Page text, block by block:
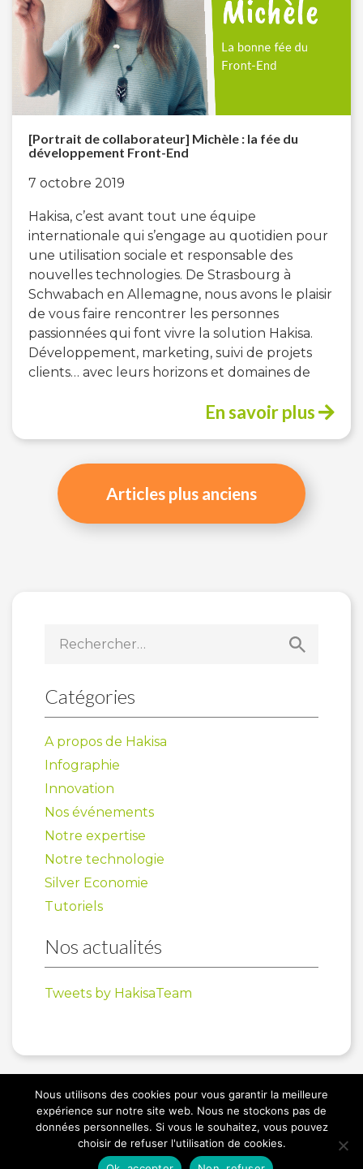
[Portrait de collaborateur] Michèle : la fée du
développement Front-End
7 octobre 2019
Hakisa, c’est avant tout une équipe
internationale qui s’engage au quotidien pour
une utilisation sociale et responsable des
nouvelles technologies. De Strasbourg à
Schwabach en Allemagne, nous avons le plaisir
de vous faire rencontrer les personnes
passionnées qui font vivre la solution Hakisa.
Développement, marketing, suivi de projets
clients… avec leurs horizons et domaines de
En savoir plus
articles
Articles plus anciens
Catégories
A propos de Hakisa
Infographie
Innovation
Nos événements
Notre expertise
Notre technologie
Silver Economie
Tutoriels
Nos actualités
Tweets by HakisaTeam
Nous utilisons des cookies pour vous garantir la meilleure
expérience sur notre site web. Nous ne stockons pas de
données personnelles. Si vous le souhaitez, vous pouvez
choisir de refuser l'utilisation de cookies.